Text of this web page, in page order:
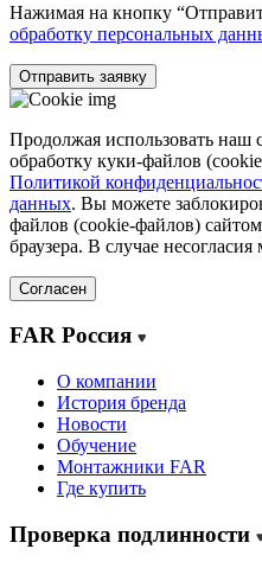
Нажимая на кнопку
обработку персональных
Отправить заявку
Продолжая использовать наш
обработку куки-файлов
Политикой
данных. Вы можете
файлов (cookie-файлов)
браузера. В случае
Согласен
FAR Россия
О компании
История бренда
Новости
Обучение
Монтажники FAR
Где купить
Проверка подлинности